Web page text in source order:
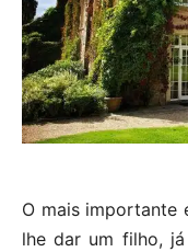
O mais importante
lhe dar um filho,